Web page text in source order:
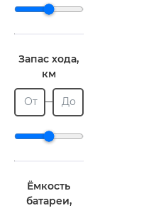
Запас хода,
км
От До
Ёмкость
батареи,